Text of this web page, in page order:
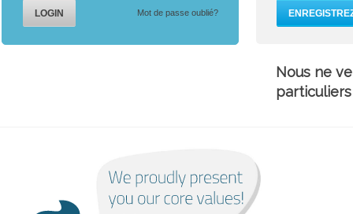
Mot de passe oublié?
Nous ne
particuliers